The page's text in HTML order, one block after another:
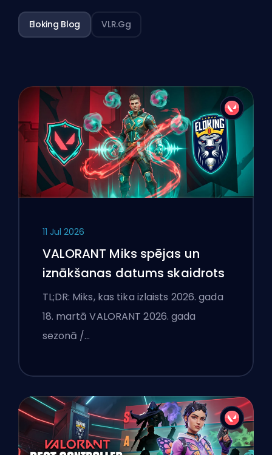
Eloking Blog VLR.gg
11 Jul 2026
VALORANT Miks spējas un
iznākšanas datums skaidrots
TL;DR: Miks, kas tika izlaists 2026. gada
18. martā VALORANT 2026. gada
sezonā /…